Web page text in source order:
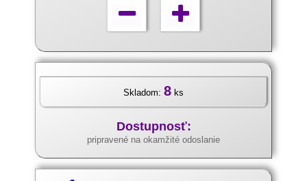
Skladom: 8 ks
Dostupnosť:
pripravené na okamžité odoslanie